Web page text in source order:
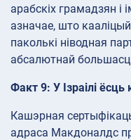
арабскіх грамадзян і
азначае, што
паколькі ніводная
абсалютнай
Факт 9: У Ізраілі
Кашэрная
адраса Макдоналдс